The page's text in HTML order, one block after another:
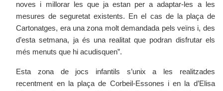
noves i millorar les que ja estan per a adaptar-les a les
mesures de seguretat existents. En el cas de la plaça de
Cartonatges, era una zona molt demandada pels veïns i, des
d’esta setmana, ja és una realitat que podran disfrutar els
més menuts que hi acudisquen”.
Esta zona de jocs infantils s’unix a les realitzades
recentment en la plaça de Corbeil-Essones i en la d’Elisa